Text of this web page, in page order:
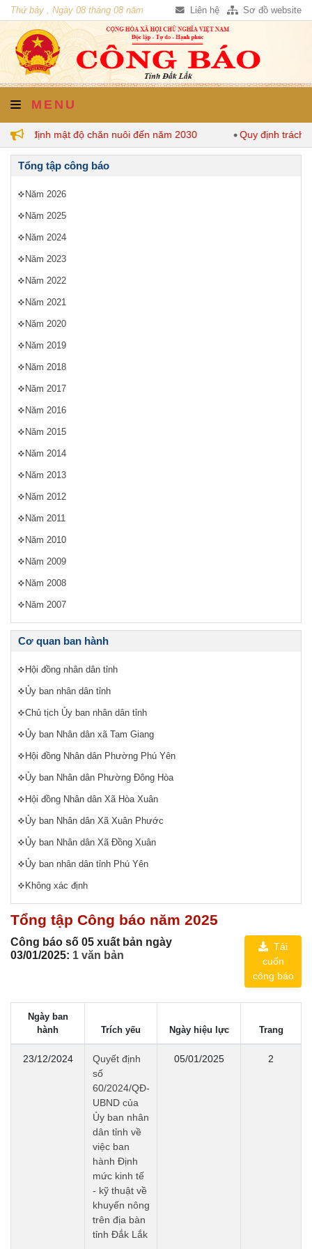
Thứ bảy , Ngày 08 tháng 08 năm
2026
Liên hệ Sơ đồ website
MENU
quy định mật độ chăn nuôi đến năm 2030 Quy định trách
Tổng tập công báo
Năm 2026
Năm 2025
Năm 2024
Năm 2023
Năm 2022
Năm 2021
Năm 2020
Năm 2019
Năm 2018
Năm 2017
Năm 2016
Năm 2015
Năm 2014
Năm 2013
Năm 2012
Năm 2011
Năm 2010
Năm 2009
Năm 2008
Năm 2007
Cơ quan ban hành
Hội đồng nhân dân tỉnh
Ủy ban nhân dân tỉnh
Chủ tịch Ủy ban nhân dân tỉnh
Ủy ban Nhân dân xã Tam Giang
Hội đồng Nhân dân Phường Phú Yên
Ủy ban Nhân dân Phường Đông Hòa
Hội đồng Nhân dân Xã Hòa Xuân
Ủy ban Nhân dân Xã Xuân Phước
Ủy ban Nhân dân Xã Đồng Xuân
Ủy ban nhân dân tỉnh Phú Yên
Không xác định
Tổng tập Công báo năm 2025
Công báo số 05 xuất bản ngày
03/01/2025: 1 văn bản
Tải
cuốn
công báo
Ngày ban
hành
Trích yếu Ngày hiệu lực Trang
23/12/2024
Quyết định
số
60/2024/QĐ-
UBND của
Ủy ban nhân
dân tỉnh về
việc ban
hành Định
mức kinh tế
- kỹ thuật về
khuyến nông
trên địa bàn
tỉnh Đắk Lắk
05/01/2025 2